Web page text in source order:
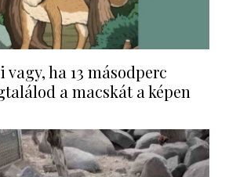
vagy, ha 13 másodperc
a macskát a képen